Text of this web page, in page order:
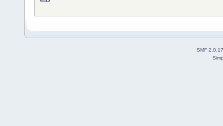
SMF 2.0.17